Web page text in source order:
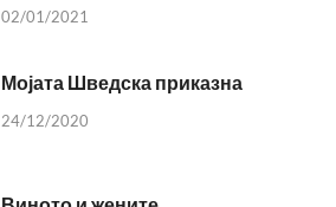
02/01/2021
Мојата Шведска приказна
24/12/2020